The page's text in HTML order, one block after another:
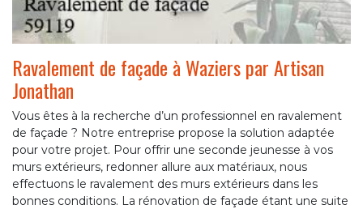
Ravalement de façade à Waziers par Artisan
Jonathan
Vous êtes à la recherche d’un professionnel en ravalement
de façade ? Notre entreprise propose la solution adaptée
pour votre projet. Pour offrir une seconde jeunesse à vos
murs extérieurs, redonner allure aux matériaux, nous
effectuons le ravalement des murs extérieurs dans les
bonnes conditions. La rénovation de façade étant une suite